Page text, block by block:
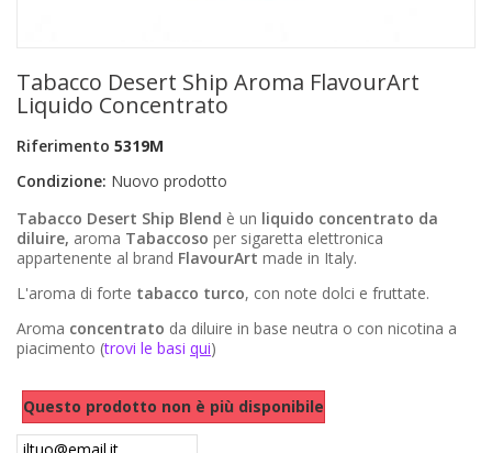
FAI DA TE
AUTO E MOTO
NOVITÀ
PROMOZIONI E COUPON
AREA RIVENDITORI
Tabacco Desert Ship Aroma FlavourArt
Liquido Concentrato
Riferimento 5319M
Condizione: Nuovo prodotto
Tabacco Desert Ship Blend è un liquido concentrato da
diluire, aroma Tabaccoso per sigaretta elettronica
appartenente al brand FlavourArt made in Italy.
L'aroma di forte tabacco turco, con note dolci e fruttate.
Aroma concentrato da diluire in base neutra o con nicotina a
piacimento (trovi le basi qui)
Questo prodotto non è più disponibile